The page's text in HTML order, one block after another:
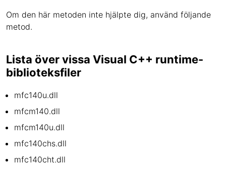
Om den här metoden inte hjälpte dig, använd följande
metod.
Lista över vissa Visual C++ runtime-
biblioteksfiler
mfc140u.dll
mfcm140.dll
mfcm140u.dll
mfc140chs.dll
mfc140cht.dll